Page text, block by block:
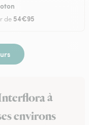
de 54€95
à
environs